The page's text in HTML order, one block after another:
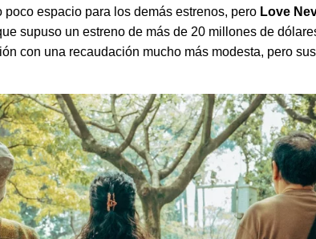
espacio para los demás estrenos, pero Love
supuso un estreno de más de 20 millones de
con una recaudación mucho más modesta, pero sus